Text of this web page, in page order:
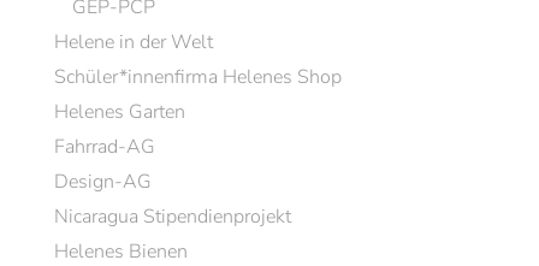
GEP-PCP
Helene in der Welt
Schüler*innenfirma Helenes Shop
Helenes Garten
Fahrrad-AG
Design-AG
Nicaragua Stipendienprojekt
Helenes Bienen